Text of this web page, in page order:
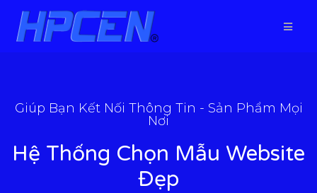
Giúp Bạn Kết Nối Thông Tin - Sản Phẩm Mọi
Nơi
Hệ Thống Chọn Mẫu Website
Đẹp